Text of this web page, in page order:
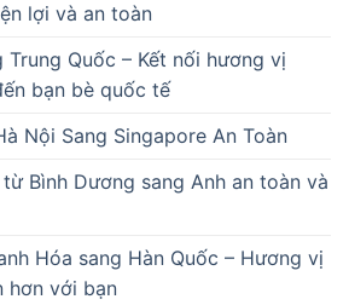
lợi và an toàn
Trung Quốc – Kết nối hương vị
bạn bè quốc tế
Nội Sang Singapore An Toàn
Bình Dương sang Anh an toàn và
Hóa sang Hàn Quốc – Hương vị
hơn với bạn